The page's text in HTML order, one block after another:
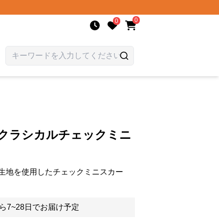
0 0
ラシカルチェックミニ
地を使用したチェックミニスカー
7~28日でお届け予定